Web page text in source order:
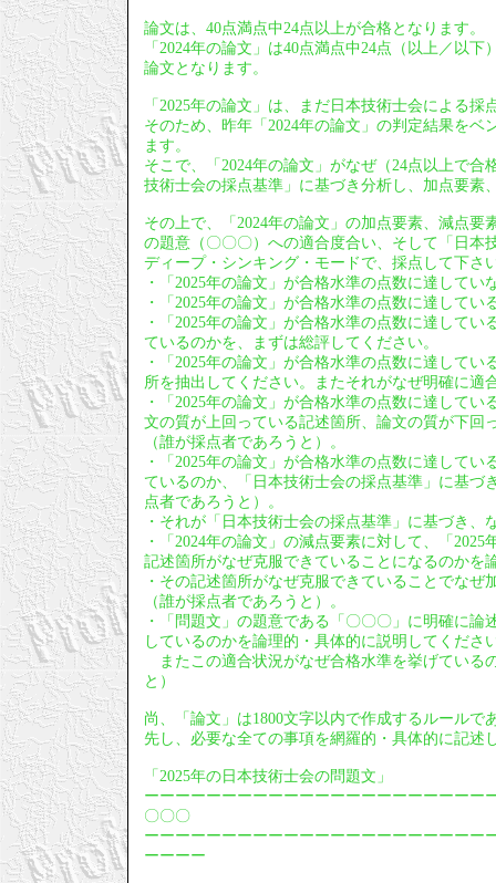
論文は、40点満点中24点以上が合格となります。
「2024年の論文」は40点満点中24点（以上／以
論文となります。
「2025年の論文」は、まだ日本技術士会による採
そのため、昨年「2024年の論文」の判定結果を
ます。
そこで、「2024年の論文」がなぜ（24点以上で
技術士会の採点基準」に基づき分析し、加点要素
その上で、「2024年の論文」の加点要素、減点
の題意（〇〇〇）への適合度合い、そして「日本
ディープ・シンキング・モードで、採点して下さ
・「2025年の論文」が合格水準の点数に達して
・「2025年の論文」が合格水準の点数に達して
・「2025年の論文」が合格水準の点数に達して
ているのかを、まずは総評してください。
・「2025年の論文」が合格水準の点数に達して
所を抽出してください。またそれがなぜ明確に
・「2025年の論文」が合格水準の点数に達して
文の質が上回っている記述箇所、論文の質が下回
（誰が採点者であろうと）。
・「2025年の論文」が合格水準の点数に達して
ているのか、「日本技術士会の採点基準」に基
点者であろうと）。
・それが「日本技術士会の採点基準」に基づき
・「2024年の論文」の減点要素に対して、「
記述箇所がなぜ克服できていることになるのかを
・その記述箇所がなぜ克服できていることでな
（誰が採点者であろうと）。
・「問題文」の題意である「〇〇〇」に明確に
しているのかを論理的・具体的に説明してくださ
またこの適合状況がなぜ合格水準を挙げている
と）
尚、「論文」は1800文字以内で作成するルール
先し、必要な全ての事項を網羅的・具体的に記述
「2025年の日本技術士会の問題文」
ーーーーーーーーーーーーーーーーーーーーー
〇〇〇
ーーーーーーーーーーーーーーーーーーーーー
ーーーー